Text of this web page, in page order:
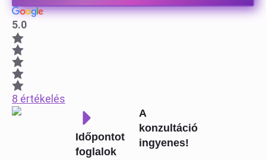
5.0
8 értékelés
Időpontot
foglalok
A
konzultáció
ingyenes!